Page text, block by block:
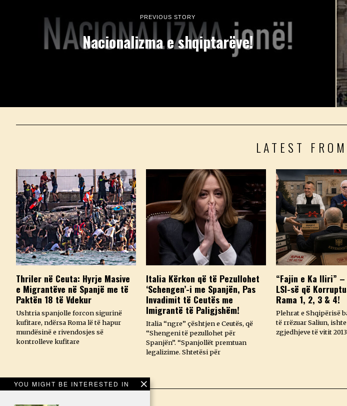
PREVIOUS STORY
Nacionalizma e shqiptarëve!
LATEST
Thriler në Ceuta: Hyrje Masive
e Migrantëve në Spanjë me të
Paktën 18 të Vdekur
Ushtria spanjolle forcon sigurinë
kufitare, ndërsa Roma lë të hapur
mundësinë e rivendosjes së
kontrolleve kufitare
Italia Kërkon që të Pezullohet
‘Schengen’-i me Spanjën, Pas
Invadimit të Ceutës me
Imigrantë të Paligjshëm!
Italia “ngre” çështjen e Ceutës, që
“Shengeni të pezullohet për
Spanjën”. “Spanjollët premtuan
legalizime. Shtetësi për
“Fajin e Ka Iliri”
LSI-së që
Rama 1, 2, 3 & 4!
Plehrat e Shqipërisë
të rrëzuar Saliun,
zgjedhjeve të vitit
YOU MIGHT BE INTERESTED IN